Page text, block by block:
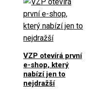
VZP otevírá první
e-shop, který
nabízí jen to
nejdražší